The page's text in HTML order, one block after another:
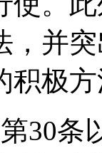
，并
积极
30条